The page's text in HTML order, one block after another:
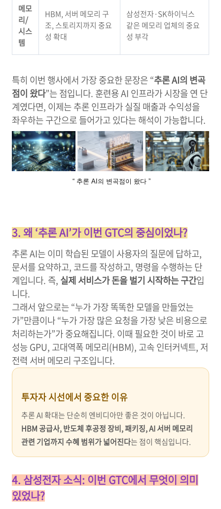
메모
리/
시스
템
HBM, 서버 메모리 구
조, 스토리지까지 중요
성 확대
삼성전자·SK하이닉스
같은 메모리 업체의 중요
성 부각
특히 이번 행사에서 가장 중요한 문장은 “추론 AI의 변곡
점이 왔다”는 점입니다. 훈련용 AI 인프라가 시장을 연 단
계였다면, 이제는 추론 인프라가 실질 매출과 수익성을
좌우하는 구간으로 들어가고 있다는 해석이 가능합니다.
“ 추론 AI의 변곡점이 왔다 ”
3. 왜 ‘추론 AI’가 이번 GTC의 중심이었나?
추론 AI는 이미 학습된 모델이 사용자의 질문에 답하고,
문서를 요약하고, 코드를 작성하고, 명령을 수행하는 단
계입니다. 즉, 실제 서비스가 돈을 벌기 시작하는 구간입
니다.
그래서 앞으로는 “누가 가장 똑똑한 모델을 만들었는
가”만큼이나 “누가 가장 많은 요청을 가장 낮은 비용으로
처리하는가”가 중요해집니다. 이때 필요한 것이 바로 고
성능 GPU, 고대역폭 메모리(HBM), 고속 인터커넥트, 저
전력 서버 메모리 구조입니다.
투자자 시선에서 중요한 이유
추론 AI 확대는 단순히 엔비디아만 좋은 것이 아닙니다.
HBM 공급사, 반도체 후공정 장비, 패키징, AI 서버 메모리
관련 기업까지 수혜 범위가 넓어진다는 점이 핵심입니다.
4. 삼성전자 소식: 이번 GTC에서 무엇이 의미
있었나?